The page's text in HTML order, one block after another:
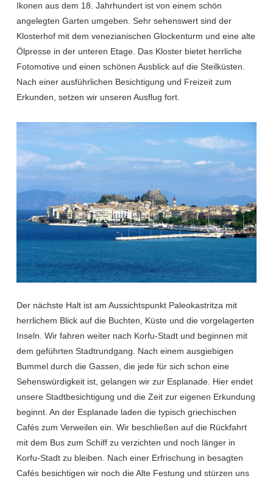
Ikonen aus dem 18. Jahrhundert ist von einem schön
angelegten Garten umgeben. Sehr sehenswert sind der
Klosterhof mit dem venezianischen Glockenturm und eine alte
Ölpresse in der unteren Etage. Das Kloster bietet herrliche
Fotomotive und einen schönen Ausblick auf die Steilküsten.
Nach einer ausführlichen Besichtigung und Freizeit zum
Erkunden, setzen wir unseren Ausflug fort.
Der nächste Halt ist am Aussichtspunkt Paleokastritza mit
herrlichem Blick auf die Buchten, Küste und die vorgelagerten
Inseln. Wir fahren weiter nach Korfu-Stadt und beginnen mit
dem geführten Stadtrundgang. Nach einem ausgiebigen
Bummel durch die Gassen, die jede für sich schon eine
Sehenswürdigkeit ist, gelangen wir zur Esplanade. Hier endet
unsere Stadtbesichtigung und die Zeit zur eigenen Erkundung
beginnt. An der Esplanade laden die typisch griechischen
Cafés zum Verweilen ein. Wir beschließen auf die Rückfahrt
mit dem Bus zum Schiff zu verzichten und noch länger in
Korfu-Stadt zu bleiben. Nach einer Erfrischung in besagten
Cafés besichtigen wir noch die Alte Festung und stürzen uns